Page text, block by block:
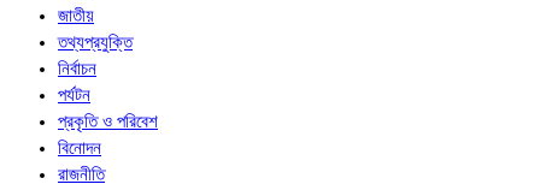
জাতীয়
তথ্যপ্রযুক্তি
নির্বাচন
পর্যটন
প্রকৃতি ও পরিবেশ
বিনোদন
রাজনীতি